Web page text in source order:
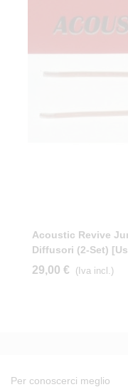
Acoustic Revive
Diffusori (2-Set)
29,00 € (Iva incl.)
Per conoscerci meglio